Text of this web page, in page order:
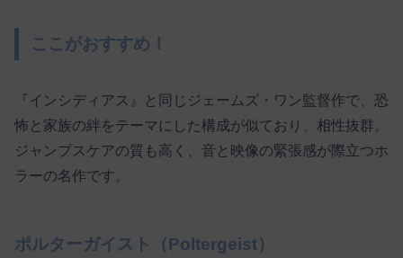
ここがおすすめ！
『インシディアス』と同じジェームズ・ワン監督作で、恐
怖と家族の絆をテーマにした構成が似ており、相性抜群。
ジャンプスケアの質も高く、音と映像の緊張感が際立つホ
ラーの名作です。
ポルターガイスト（Poltergeist）